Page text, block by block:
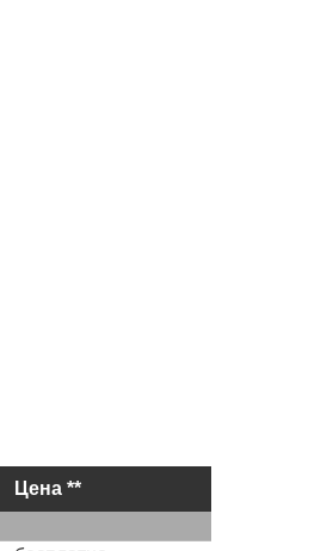
Цена **